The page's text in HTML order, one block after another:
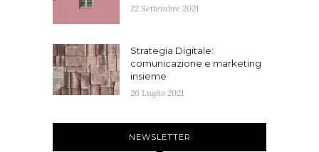
22 Settembre 2021
Strategia Digitale:
comunicazione e marketing
insieme
26 Luglio 2021
NEWSLETTER